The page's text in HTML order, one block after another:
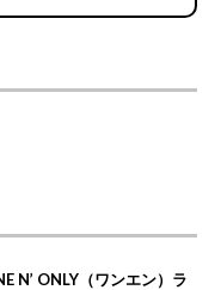
N’ ONLY（ワンエン）ラ